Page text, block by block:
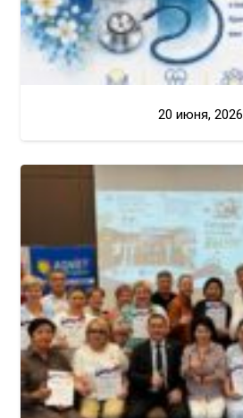
20 июня, 2026